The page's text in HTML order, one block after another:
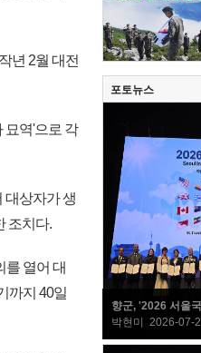
년 2월 대전
묘역'으로 각
대상자가 생
조치다.
를 열어 대
까지 40일
포토뉴스
향군, '2026 서울
박현미 2026-07-